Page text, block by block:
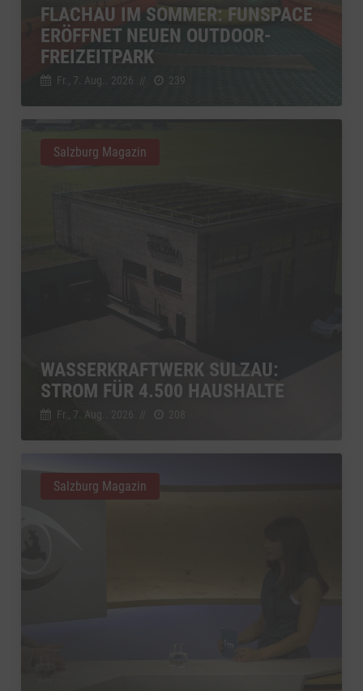
FLACHAU IM SOMMER: FUNSPACE
ERÖFFNET NEUEN OUTDOOR-
FREIZEITPARK
Fr., 7. Aug.. 2026 // 239
WASSERKRAFTWERK SULZAU:
STROM FÜR 4.500 HAUSHALTE
Fr., 7. Aug.. 2026
Salzburg Magazin
Salzburg Magazin